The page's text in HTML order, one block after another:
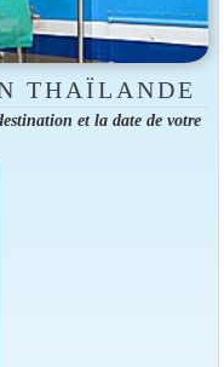
THAÏLANDE
et la date de votre